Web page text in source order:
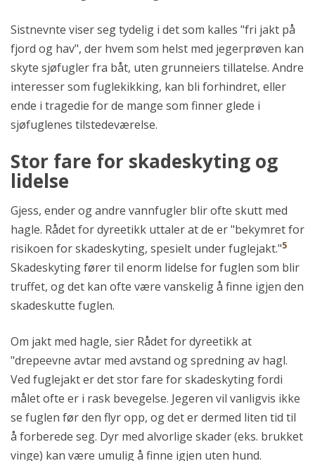
Sistnevnte viser seg tydelig i det som kalles "fri jakt på
fjord og hav", der hvem som helst med jegerprøven kan
skyte sjøfugler fra båt, uten grunneiers tillatelse. Andre
interesser som fuglekikking, kan bli forhindret, eller
ende i tragedie for de mange som finner glede i
sjøfuglenes tilstedeværelse.
Stor fare for skadeskyting og
lidelse
Gjess, ender og andre vannfugler blir ofte skutt med
hagle. Rådet for dyreetikk uttaler at de er "bekymret for
risikoen for skadeskyting, spesielt under fuglejakt."5
Skadeskyting fører til enorm lidelse for fuglen som blir
truffet, og det kan ofte være vanskelig å finne igjen den
skadeskutte fuglen.
Om jakt med hagle, sier Rådet for dyreetikk at
"drepeevne avtar med avstand og spredning av hagl.
Ved fuglejakt er det stor fare for skadeskyting fordi
målet ofte er i rask bevegelse. Jegeren vil vanligvis ikke
se fuglen før den flyr opp, og det er dermed liten tid til
å forberede seg. Dyr med alvorlige skader (eks. brukket
vinge) kan være umulig å finne igjen uten hund.